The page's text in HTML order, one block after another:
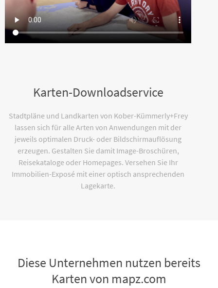
Karten-Downloadservice
Stadtpläne und Landkarten von Kober-Kümmerly+Frey
lassen sich für alle Arten von Anwendungen mit der
jeweils optimalen Druck- oder Bildschirmauflösung
erzeugen. Gestalten Sie damit Image-Broschüren,
Reisekataloge oder Homepages. Versehen Sie Ihr
Immobilien-Exposé mit einer optisch ansprechenden
Lagekarte.
Diese Unternehmen nutzen bereits
Karten von mapz.com